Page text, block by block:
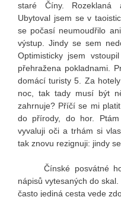
staré Číny. Rozeklaná
Ubytoval jsem se v
se počasí neumoudřilo
výstup. Jindy se sem
Optimisticky jsem
přehražena pokladnami.
domácí turisty 5. Za
noc, tak tady musí být
zahrnuje? Příčí se mi
do přírody, do hor.
vyvaluji oči a trhám si
tak znovu rezignuji: jindy
Čínské posvátné
nápisů vytesaných do
často jediná cesta vede